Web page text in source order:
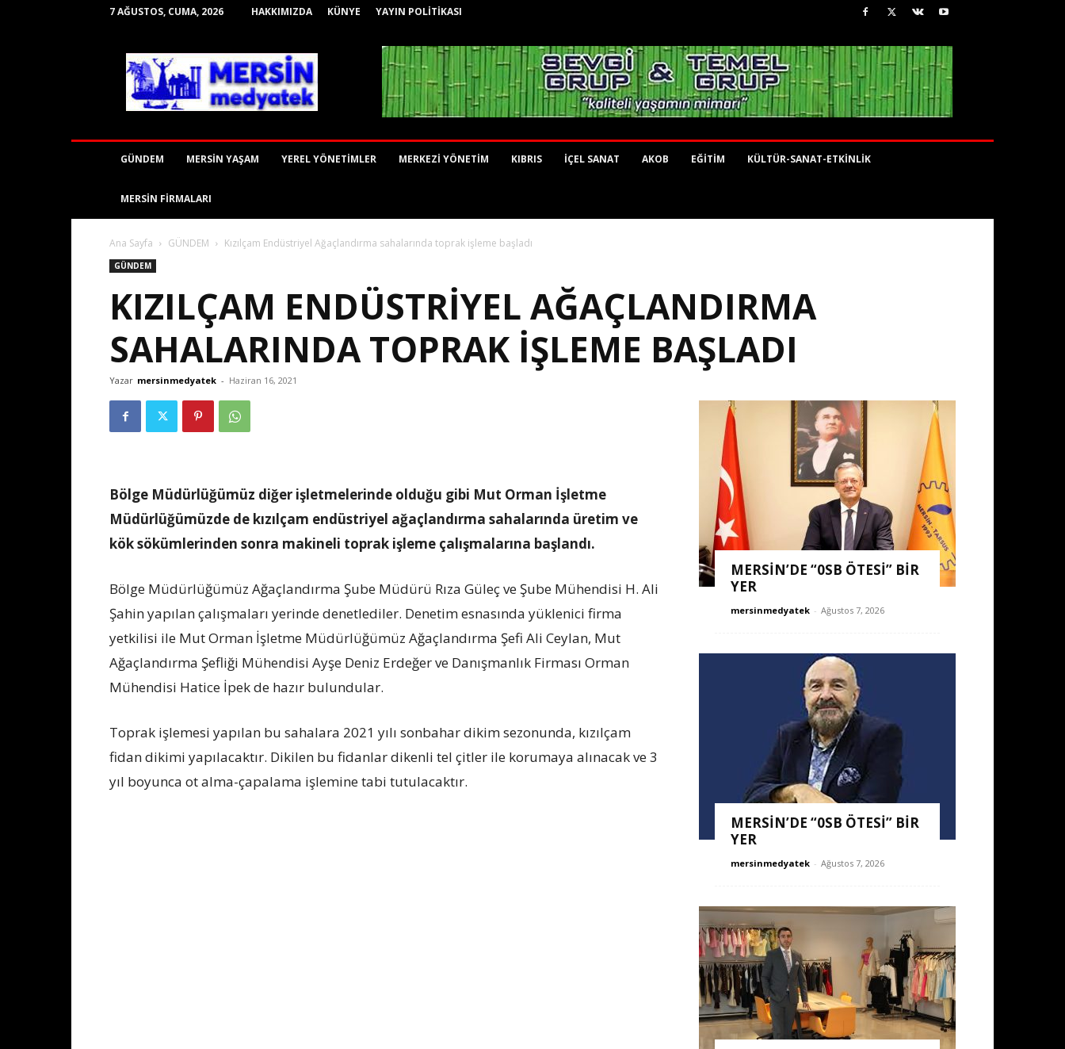
7 AĞUSTOS, CUMA, 2026 HAKKIMIZDA KÜNYE YAYIN POLİTİKASI
mersinmedyatek
GÜNDEM MERSİN YAŞAM YEREL YÖNETİMLER MERKEZİ YÖNETİM KIBRIS İÇEL SANAT AKOB EĞİTİM KÜLTÜR-SANAT-ETKİNLİK
MERSİN FİRMALARI
Ana Sayfa GÜNDEM Kızılçam Endüstriyel Ağaçlandırma sahalarında toprak işleme başladı
GÜNDEM
KIZILÇAM ENDÜSTRIYEL AĞAÇLANDIRMA
SAHALARINDA TOPRAK IŞLEME BAŞLADI
Yazar mersinmedyatek - Haziran 16, 2021
Bölge Müdürlüğümüz diğer işletmelerinde olduğu gibi Mut Orman İşletme
Müdürlüğümüzde de kızılçam endüstriyel ağaçlandırma sahalarında üretim ve
kök sökümlerinden sonra makineli toprak işleme çalışmalarına başlandı.
Bölge Müdürlüğümüz Ağaçlandırma Şube Müdürü Rıza Güleç ve Şube Mühendisi H. Ali
Şahin yapılan çalışmaları yerinde denetlediler. Denetim esnasında yüklenici firma
yetkilisi ile Mut Orman İşletme Müdürlüğümüz Ağaçlandırma Şefi Ali Ceylan, Mut
Ağaçlandırma Şefliği Mühendisi Ayşe Deniz Erdeğer ve Danışmanlık Firması Orman
Mühendisi Hatice İpek de hazır bulundular.
Toprak işlemesi yapılan bu sahalara 2021 yılı sonbahar dikim sezonunda, kızılçam
fidan dikimi yapılacaktır. Dikilen bu fidanlar dikenli tel çitler ile korumaya alınacak ve 3
yıl boyunca ot alma-çapalama işlemine tabi tutulacaktır.
MERSİN’DE “0SB ÖTESİ” BİR
YER
mersinmedyatek - Ağustos 7, 2026
MERSİN’DE “0SB ÖTESİ” BİR
YER
mersinmedyatek - Ağustos 7, 2026